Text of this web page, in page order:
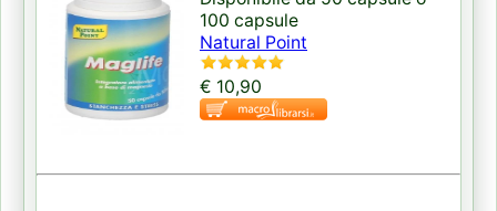
100 capsule
Natural Point
€ 10,90